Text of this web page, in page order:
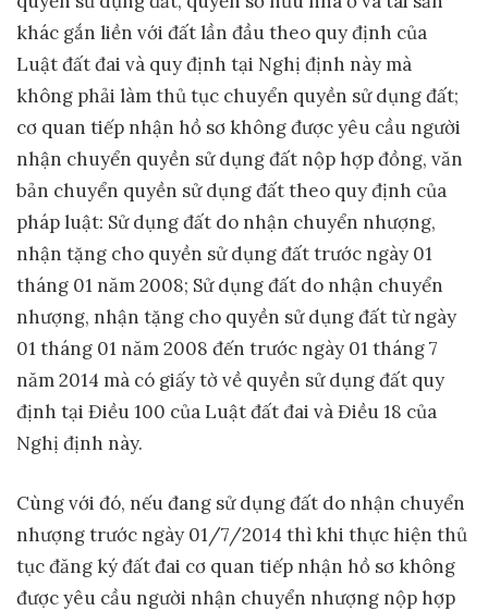
khác gắn liền với đất lần đầu theo quy định của
Luật đất đai và quy định tại Nghị định này mà
không phải làm thủ tục chuyển quyền sử dụng đất;
cơ quan tiếp nhận hồ sơ không được yêu cầu người
nhận chuyển quyền sử dụng đất nộp hợp đồng, văn
bản chuyển quyền sử dụng đất theo quy định của
pháp luật: Sử dụng đất do nhận chuyển nhượng,
nhận tặng cho quyền sử dụng đất trước ngày 01
tháng 01 năm 2008; Sử dụng đất do nhận chuyển
nhượng, nhận tặng cho quyền sử dụng đất từ ngày
01 tháng 01 năm 2008 đến trước ngày 01 tháng 7
năm 2014 mà có giấy tờ về quyền sử dụng đất quy
định tại Điều 100 của Luật đất đai và Điều 18 của
Nghị định này.
Cùng với đó, nếu đang sử dụng đất do nhận chuyển
nhượng trước ngày 01/7/2014 thì khi thực hiện thủ
tục đăng ký đất đai cơ quan tiếp nhận hồ sơ không
được yêu cầu người nhận chuyển nhượng nộp hợp